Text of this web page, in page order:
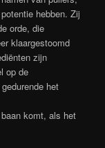
hebben. Zij
orde, die
klaargestoomd
zijn
op de
het
komt, als het